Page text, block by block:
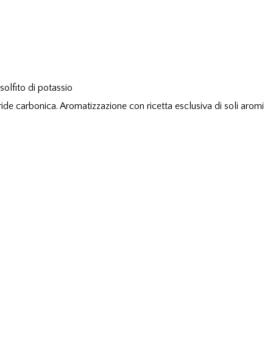
di potassio
carbonica. Aromatizzazione con ricetta esclusiva di soli aromi